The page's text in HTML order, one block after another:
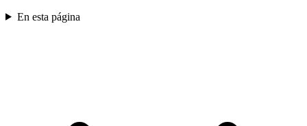
En esta página